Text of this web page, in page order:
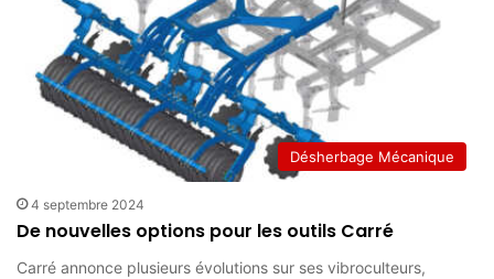
Désherbage Mécanique
4 septembre 2024
De nouvelles options pour les outils Carré
Carré annonce plusieurs évolutions sur ses vibroculteurs,